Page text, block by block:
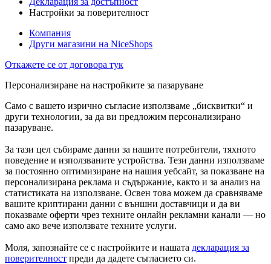
Настройки за поверителност
Компания
Други магазини на NiceShops
Откажете се от договора тук
Персонализиране на настройките за пазаруване
Само с вашето изрично съгласие използваме „бисквитки“ и
други технологии, за да ви предложим персонализирано
пазаруване.
За тази цел събираме данни за нашите потребители, тяхното
поведение и използваните устройства. Тези данни използваме
за постоянно оптимизиране на нашия уебсайт, за показване на
персонализирана реклама и съдържание, както и за анализ на
статистиката на използване. Освен това можем да сравняваме
вашите криптирани данни с външни доставчици и да ви
показваме оферти чрез техните онлайн рекламни канали — но
само ако вече използвате техните услуги.
Моля, запознайте се с настройките и нашата декларация за
поверителност преди да дадете съгласието си.